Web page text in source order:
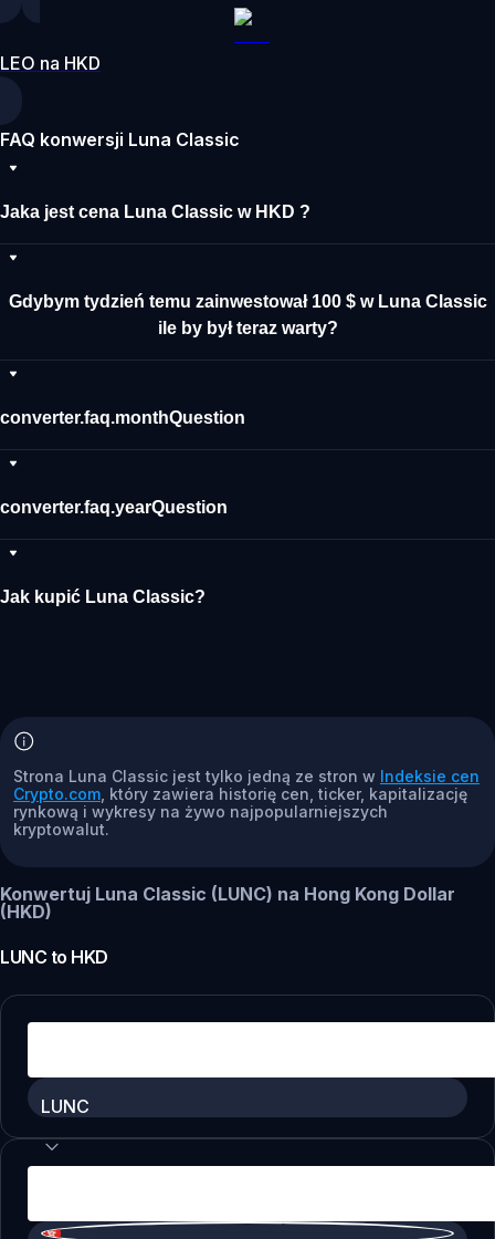
LEO na HKD
FAQ konwersji Luna Classic
Jaka jest cena Luna Classic w HKD ?
Gdybym tydzień temu zainwestował 100 $ w Luna Classic
ile by był teraz warty?
converter.faq.monthQuestion
converter.faq.yearQuestion
Jak kupić Luna Classic?
Strona Luna Classic jest tylko jedną ze stron w Indeksie cen
Crypto.com , który zawiera historię cen, ticker, kapitalizację
rynkową i wykresy na żywo najpopularniejszych
kryptowalut.
Konwertuj Luna Classic (LUNC) na Hong Kong Dollar
(HKD)
LUNC to HKD
LUNC